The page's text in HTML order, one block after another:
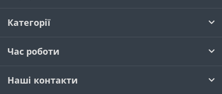
Категорії
Час роботи
Наші контакти